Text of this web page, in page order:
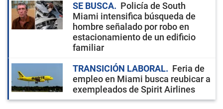
SE BUSCA
Policía de South
Miami intensifica búsqueda de
hombre señalado por robo en
estacionamiento de un edificio
familiar
TRANSICIÓN LABORAL
Feria de
empleo en Miami busca reubicar a
exempleados de Spirit Airlines